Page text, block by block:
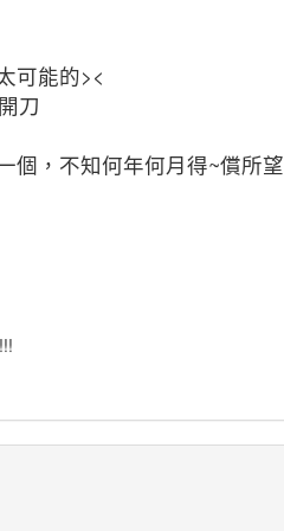
可能的><
刀
個，不知何年何月得~償所望